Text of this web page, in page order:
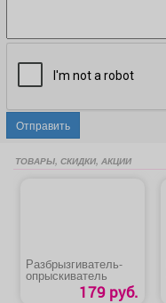
Отправить
ТОВАРЫ, СКИДКИ, АКЦИИ
Разбрызгиватель-
опрыскиватель
179 руб.